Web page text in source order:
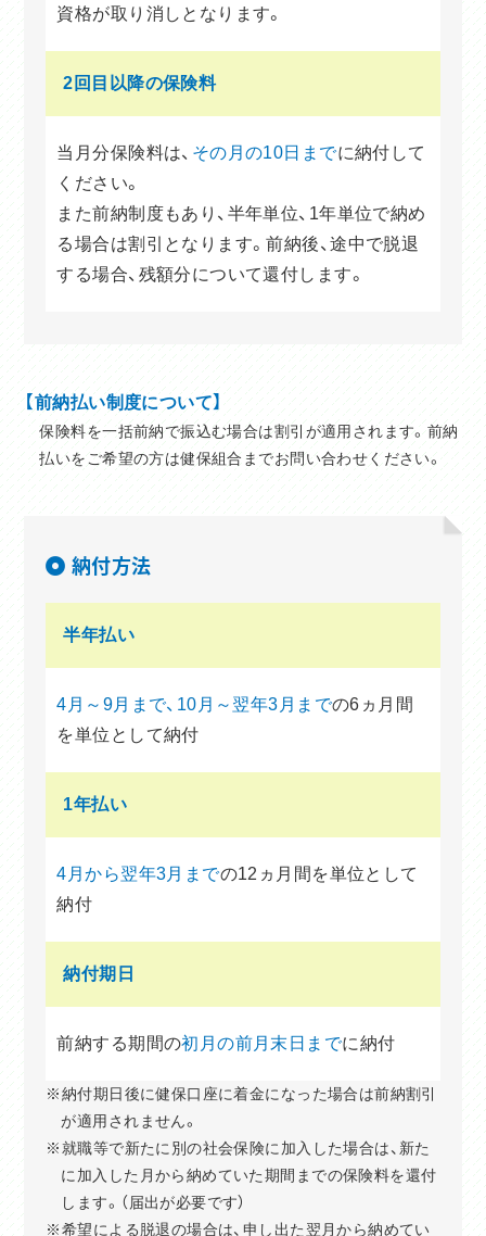
資格が取り消しとなります。
2回目以降の保険料
当月分保険料は、 その月の10日までに納付して
ください。
また前納制度もあり、半年単位、1年単位で納め
る場合は割引となります。前納後、途中で脱退
する場合、残額分について還付します。
【前納払い制度について】
保険料を一括前納で振込む場合は割引が適用されます。前納
払いをご希望の方は健保組合までお問い合わせください。
納付方法
半年払い
4月～9月まで、10月～翌年3月までの6ヵ月間
を単位として納付
1年払い
4月から翌年3月までの12ヵ月間を単位として
納付
納付期日
前納する期間の初月の前月末日までに納付
※納付期日後に健保口座に着金になった場合は前納割引
が適用されません。
※就職等で新たに別の社会保険に加入した場合は、新た
に加入した月から納めていた期間までの保険料を還付
します。（届出が必要です）
※希望による脱退の場合は、申し出た翌月から納めてい